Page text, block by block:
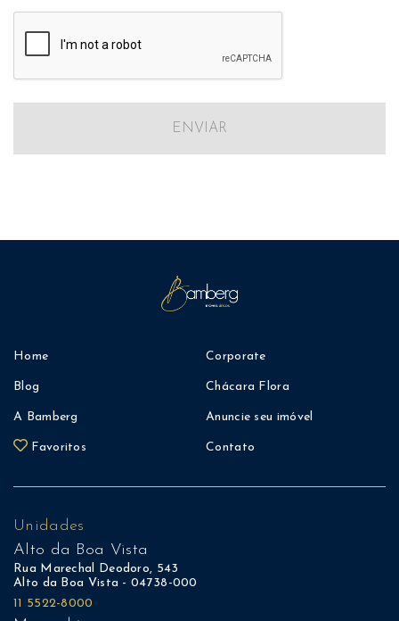
ENVIAR
Home
Blog
A Bamberg
Favoritos
Corporate
Chácara Flora
Anuncie seu imóvel
Contato
Unidades
Alto da Boa Vista
Rua Marechal Deodoro, 543
Alto da Boa Vista - 04738-000
11 5522-8000